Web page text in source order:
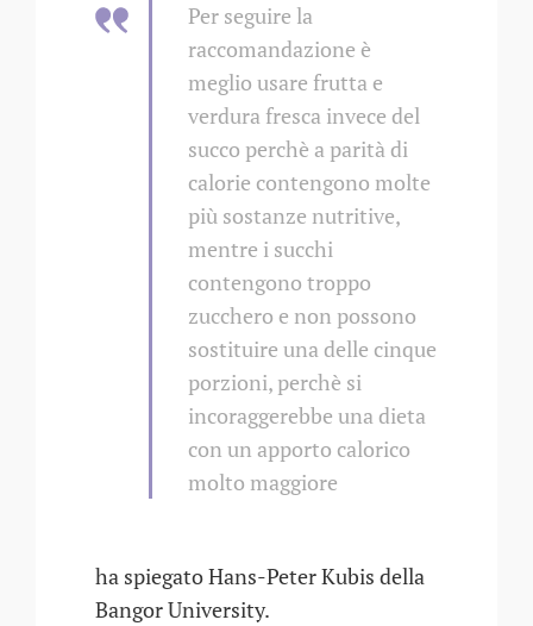
Per seguire la
raccomandazione è
meglio usare frutta e
verdura fresca invece del
succo perchè a parità di
calorie contengono molte
più sostanze nutritive,
mentre i succhi
contengono troppo
zucchero e non possono
sostituire una delle cinque
porzioni, perchè si
incoraggerebbe una dieta
con un apporto calorico
molto maggiore
ha spiegato Hans-Peter Kubis della
Bangor University.